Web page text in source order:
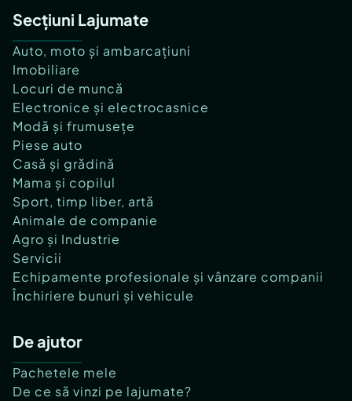
Secțiuni Lajumate
Auto, moto și ambarcațiuni
Imobiliare
Locuri de muncă
Electronice și electrocasnice
Modă și frumusețe
Piese auto
Casă și grădină
Mama și copilul
Sport, timp liber, artă
Animale de companie
Agro și Industrie
Servicii
Echipamente profesionale și vânzare companii
Închiriere bunuri și vehicule
De ajutor
Pachetele mele
De ce să vinzi pe lajumate?